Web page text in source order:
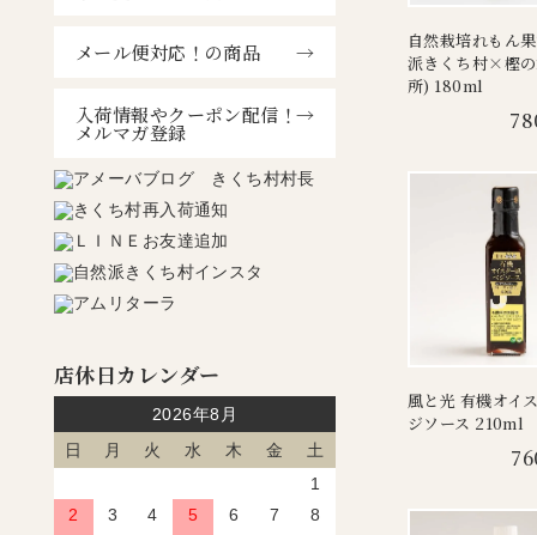
自然栽培れもん
派きくち村×樫
所) 180ml
風と光 有機オイ
ジソース 210ml
メール便対応！の商品
入荷情報やクーポン配信！
メルマガ登録
店休日カレンダー
2026年8月
日
月 火 水 木 金
土
1
2
3 4 5 6 7
8